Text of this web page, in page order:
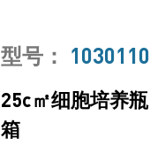
型号： 1030110
25c㎡细胞培养
箱